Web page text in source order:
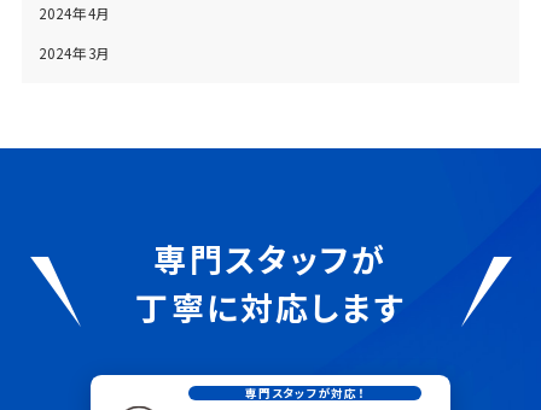
2024年4月
2024年3月
専門スタッフが
丁寧に対応します
専門スタッフが対応！